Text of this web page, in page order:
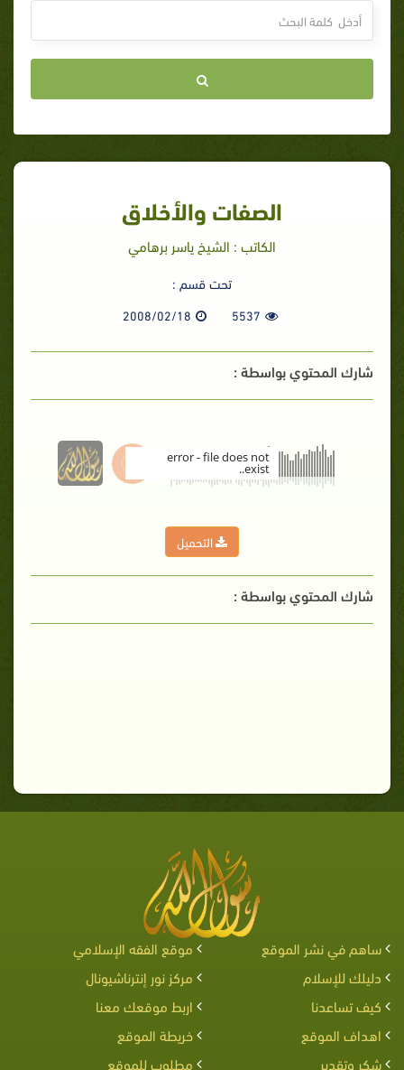
الصفات والأخلاق
الكاتب : الشيخ ياسر برهامي
تحت قسم :
5537
2008/02/18
شارك المحتوي بواسطة :
error - file does not
exist..
التحميل
شارك المحتوي بواسطة :
ساهم في نشر الموقع
موقع الفقه الإسلامي
دليلك للإسلام
مركز نور إنترناشيونال
كيف تساعدنا
اربط موقعك معنا
اهداف الموقع
خريطة الموقع
شكر وتقدير
مطلوب للموقع